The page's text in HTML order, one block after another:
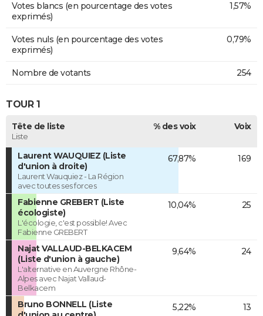
Votes blancs (en pourcentage des votes
exprimés)
1,57%
Votes nuls (en pourcentage des votes
exprimés)
0,79%
Nombre de votants 254
TOUR 1
Tête de liste
Liste
% des voix Voix
Laurent WAUQUIEZ (Liste
d'union à droite)
Laurent Wauquiez - La Région
avec toutes ses forces
67,87% 169
Fabienne GREBERT (Liste
écologiste)
L'écologie, c'est possible! Avec
Fabienne GREBERT
10,04% 25
Najat VALLAUD-BELKACEM
(Liste d'union à gauche)
L'alternative en Auvergne Rhône-
Alpes avec Najat Vallaud-
Belkacem
9,64% 24
Bruno BONNELL (Liste
5,22% 13